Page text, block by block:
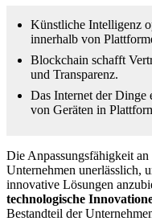
Künstliche Intelligenz
innerhalb von
Blockchain schafft
und Transparenz.
Das Internet der Dinge
von Geräten in
Die Anpassungsfähigkeit
Unternehmen unerlässlich,
innovative Lösungen
technologische
Bestandteil der